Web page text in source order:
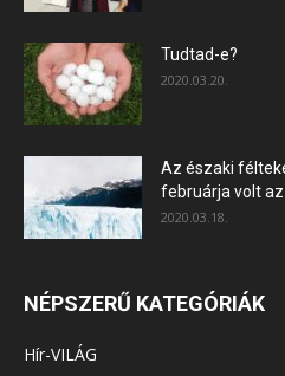
Tudtad-e?
2020.03.20.
Az északi
februárja volt az
2020.03.18.
NÉPSZERŰ KATEGÓRIÁK
Hír-VILÁG